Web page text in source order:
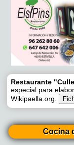
Restaurante
especial para
Wikipaella.org.
Cocina